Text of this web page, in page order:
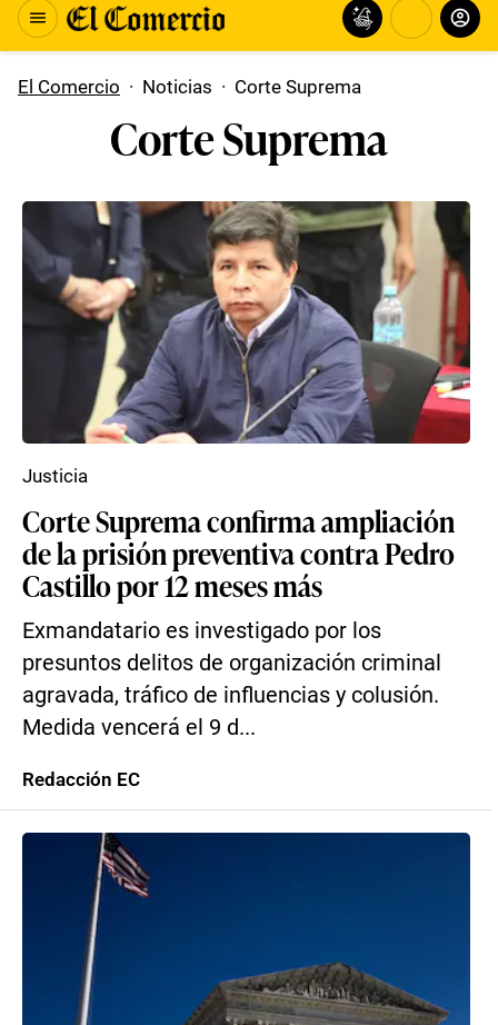
El Comercio · Noticias · Corte Suprema
Corte Suprema
Corte Suprema confirma ampliación
de la prisión preventiva contra Pedro
Castillo por 12 meses más
Exmandatario es investigado por los
presuntos delitos de organización criminal
agravada, tráfico de influencias y colusión.
Medida vencerá el 9 d...
Justicia
Redacción EC